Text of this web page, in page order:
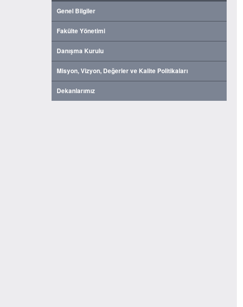
Genel Bilgiler
Fakülte Yönetimi
Danışma Kurulu
Misyon, Vizyon, Değerler ve Kalite Politikaları
Dekanlarımız